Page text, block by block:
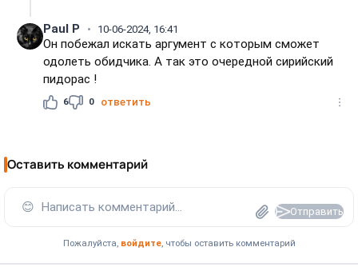
Paul P 10-06-2024, 16:41
Он побежал искать аргумент с которым сможет
одолеть обидчика. А так это очередной сирийский
пидорас !
6 0 ответить
Оставить комментарий
😊 Написать комментарий... Отправить
Пожалуйста, войдите, чтобы оставить комментарий